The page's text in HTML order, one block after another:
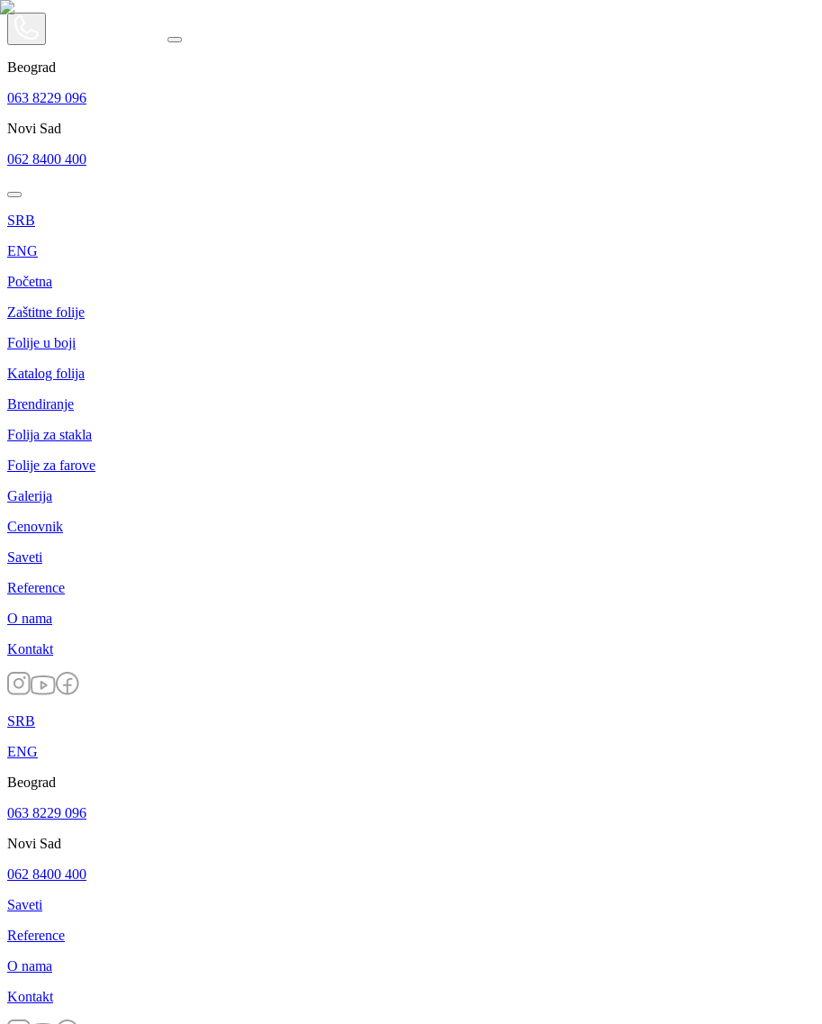
Beograd
063 8229 096
Novi Sad
062 8400 400
SRB
ENG
Početna
Zaštitne folije
Folije u boji
Katalog folija
Brendiranje
Folija za stakla
Folije za farove
Galerija
Cenovnik
Saveti
Reference
O nama
Kontakt
SRB
ENG
Beograd
063 8229 096
Novi Sad
062 8400 400
Saveti
Reference
O nama
Kontakt